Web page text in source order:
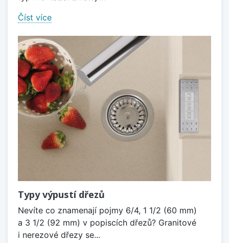
Číst více
Typy výpustí dřezů
Nevíte co znamenají pojmy 6/4, 1 1/2 (60 mm)
a 3 1/2 (92 mm) v popiscích dřezů? Granitové
i nerezové dřezy se...